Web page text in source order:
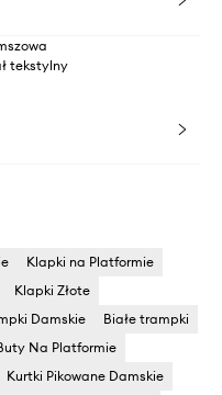
tekstylny
Klapki na Platformie
Klapki Złote
Damskie
Białe trampki
Na Platformie
Kurtki Pikowane Damskie